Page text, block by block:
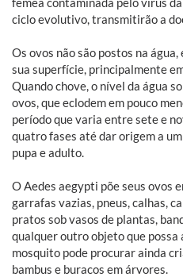
ciclo evolutivo, transmitirão a
Os ovos não são postos na
sua superfície, principalmente
Quando chove, o nível da água
ovos, que eclodem em pouco
período que varia entre sete e
quatro fases até dar origem a
pupa e adulto.
O Aedes aegypti põe seus ovos
garrafas vazias, pneus, calhas,
pratos sob vasos de plantas,
qualquer outro objeto que possa
mosquito pode procurar ainda
bambus e buracos em árvores.